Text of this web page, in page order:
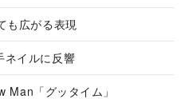
も広がる表現
ネイルに反響
Man「グッタイム」